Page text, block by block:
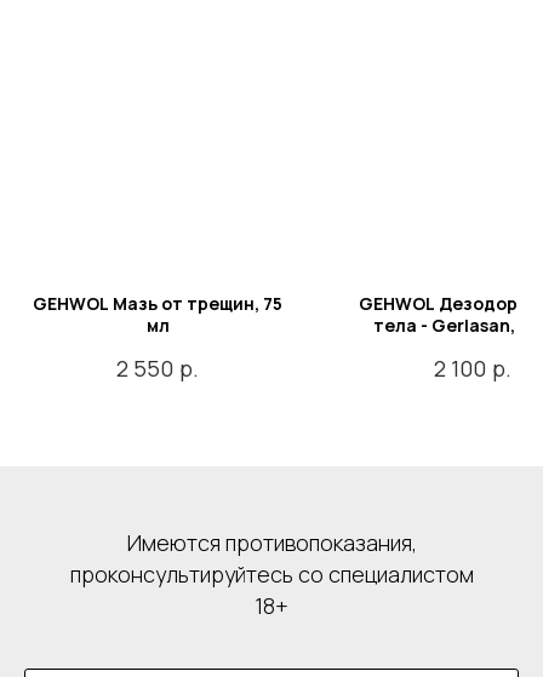
GEHWOL Мазь от трещин, 75
мл
2 550 р.
GEHWOL
тела - Gerlasan,
2 100 р.
Имеются противопоказания,
проконсультируйтесь со специалистом
18+